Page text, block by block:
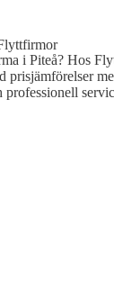
i Piteå? Hos
professionell